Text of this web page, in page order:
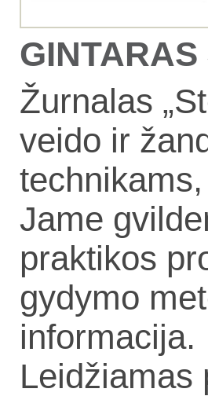
Žurnalas
veido ir
Jame
praktikos
gydymo
informacija.
Leidžiamas